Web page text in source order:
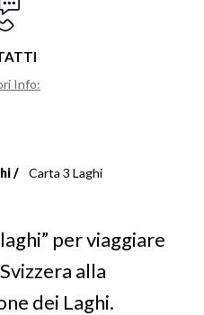
Info:
Carta 3 Laghi
per viaggiare
alla
dei Laghi.